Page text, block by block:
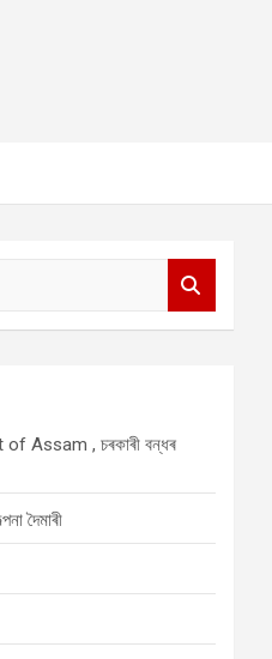
Assam , চৰকাৰী বন্ধৰ
দৈমাৰী